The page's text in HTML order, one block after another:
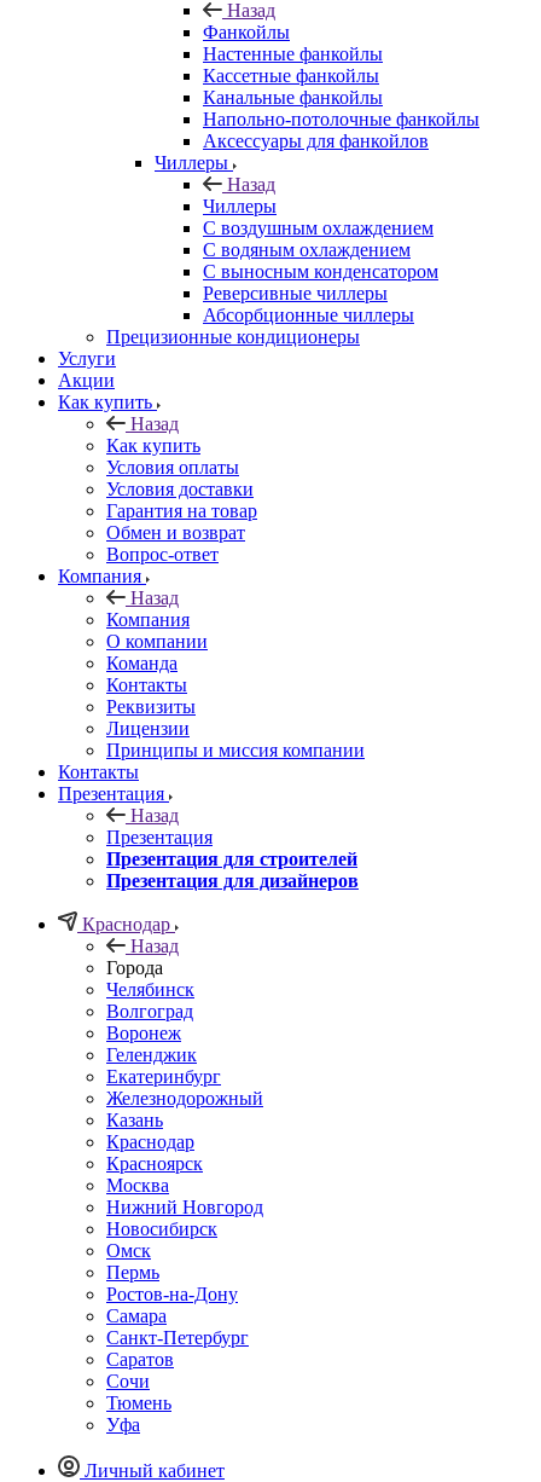
Назад
Фанкойлы
Настенные фанкойлы
Кассетные фанкойлы
Канальные фанкойлы
Напольно-потолочные фанкойлы
Аксессуары для фанкойлов
Чиллеры
Назад
Чиллеры
С воздушным охлаждением
С водяным охлаждением
С выносным конденсатором
Реверсивные чиллеры
Абсорбционные чиллеры
Прецизионные кондиционеры
Услуги
Акции
Как купить
Назад
Как купить
Условия оплаты
Условия доставки
Гарантия на товар
Обмен и возврат
Вопрос-ответ
Компания
Назад
Компания
О компании
Команда
Контакты
Реквизиты
Лицензии
Принципы и миссия компании
Контакты
Презентация
Назад
Презентация
Презентация для строителей
Презентация для дизайнеров
Краснодар
Назад
Города
Челябинск
Волгоград
Воронеж
Геленджик
Екатеринбург
Железнодорожный
Казань
Краснодар
Красноярск
Москва
Нижний Новгород
Новосибирск
Омск
Пермь
Ростов-на-Дону
Самара
Санкт-Петербург
Саратов
Сочи
Тюмень
Уфа
Личный кабинет